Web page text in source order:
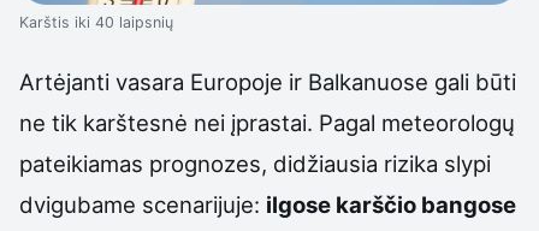
Karštis iki 40 laipsnių
Artėjanti vasara Europoje ir Balkanuose gali būti
ne tik karštesnė nei įprastai. Pagal meteorologų
pateikiamas prognozes, didžiausia rizika slypi
dvigubame scenarijuje: ilgose karščio bangose